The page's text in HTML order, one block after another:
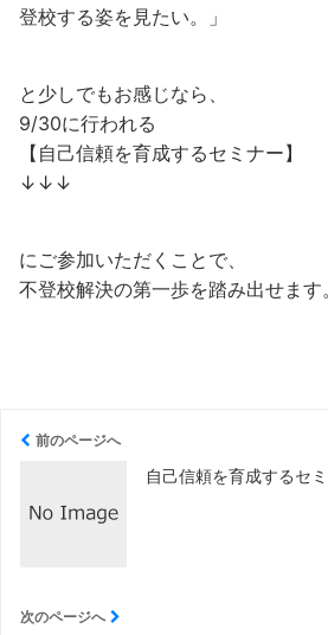
登校する姿を見たい。」
と少しでもお感じなら、
9/30に行われる
【自己信頼を育成するセミナー】
↓↓↓
にご参加いただくことで、
不登校解決の第一歩を踏み出せます。
前のページへ
自己信頼を育成するセ
次のページへ